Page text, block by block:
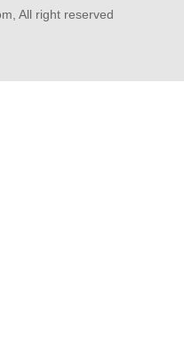
All right reserved